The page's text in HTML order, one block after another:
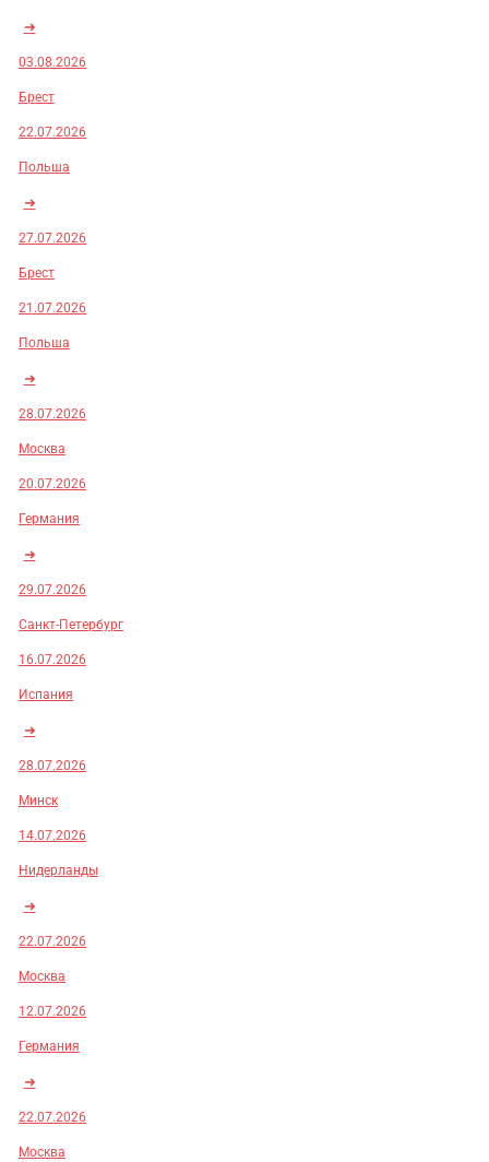
➜
03.08.2026
Брест
22.07.2026
Польша
➜
27.07.2026
Брест
21.07.2026
Польша
➜
28.07.2026
Москва
20.07.2026
Германия
➜
29.07.2026
Санкт-Петербург
16.07.2026
Испания
➜
28.07.2026
Минск
14.07.2026
Нидерланды
➜
22.07.2026
Москва
12.07.2026
Германия
➜
22.07.2026
Москва